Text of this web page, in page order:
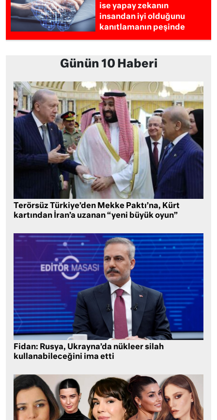
ise yapay zekanın
insandan iyi olduğunu
kanıtlamanın peşinde
Günün 10 Haberi
Terörsüz Türkiye’den Mekke Paktı’na, Kürt
kartından İran’a uzanan “yeni büyük oyun”
Fidan: Rusya, Ukrayna’da nükleer silah
kullanabileceğini ima etti